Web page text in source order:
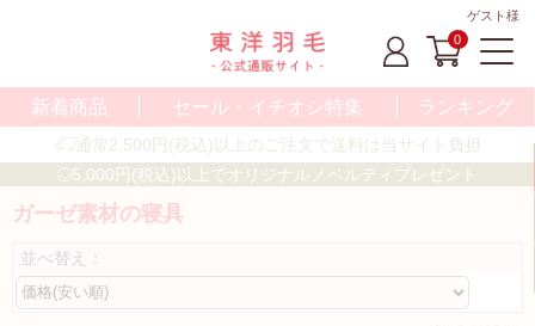
ゲスト様
0
新着商品 セール・イチオシ特集 ランキング
通常2,500円(税込)以上のご注文で送料は当サイト負担
5,000円(税込)以上でオリジナルノベルティプレゼント
ガーゼ素材の寝具
並べ替え：